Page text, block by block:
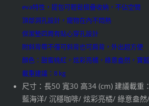
eva特性，提包可輕鬆摺疊收納，不佔空間
頂部洞孔設計，寵物在內不悶熱
保潔墊四周有貼心穿孔設計
附斜背帶不僅可斜背也可肩背，外出超方便
顏色：甜蜜桃紅，炫彩亮橘，綠意盎然，寶
載重建議：8 kg
尺寸：長50 寬30 高34 (cm) 建議載重
藍海洋/ 沉穩咖啡/ 炫彩亮橘/ 綠意盎然